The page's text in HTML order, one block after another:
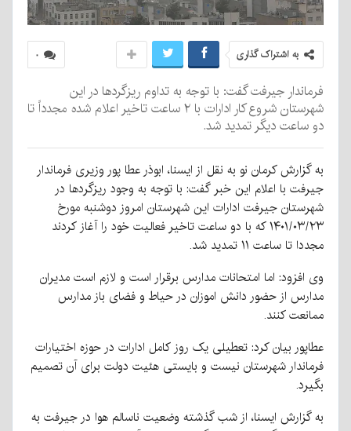
۰ به اشتراک گذاری
فرماندار جیرفت گفت: با توجه به تداوم ریزگردها در این
شهرستان شروع کار ادارات با ۲ ساعت تاخیر اعلام شده مجدداً تا
دو ساعت دیگر تمدید شد.
به گزارش کرمان نو به نقل از ایسنا، ابوذر عطا پور وزیری فرماندار
جیرفت با اعلام این خبر گفت: با توجه به وجود ریزگردها در
شهرستان جیرفت ادارات این شهرستان امروز دوشنبه مورخ
۱۴۰۱/۰۳/۲۳ که با دو ساعت تاخیر فعالیت خود را آغاز کردند
مجددا تا ساعت ۱۱ تمدید شد.
وی افزود: اما امتحانات مدارس برقرار است و لازم است مدیران
مدارس از حضور دانش اموزان در حیاط و فضای باز مدارس
ممانعت کنند.
عطاپور بیان کرد: تعطیلی یک روز کامل ادارات در حوزه اختیارات
فرماندار شهرستان نیست و بایستی هئیت دولت برای آن تصمیم
بگیرد.
به گزارش ایسنا، از شب گذشته وضعیت ناسالم هوا در جیرفت به